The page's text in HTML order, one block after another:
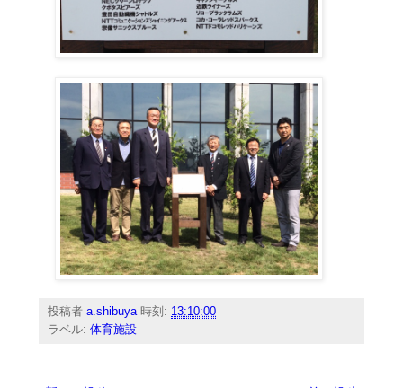
投稿者a.shibuya 時刻: 13:10:00
ラベル:体育施設